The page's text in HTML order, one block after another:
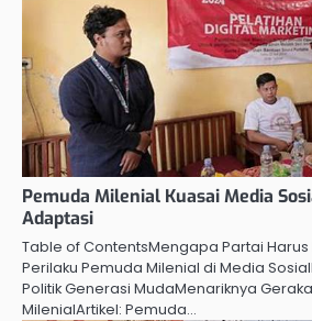
Pemuda Milenial Kuasai Media
Adaptasi
Table of ContentsMengapa Partai
Perilaku Pemuda Milenial di Media
Politik Generasi MudaMenariknya
MilenialArtikel: Pemuda…